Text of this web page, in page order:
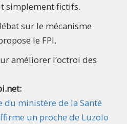
simplement fictifs.
sur le mécanisme
le FPI.
améliorer l’octroi des
du ministère de la Santé
un proche de Luzolo